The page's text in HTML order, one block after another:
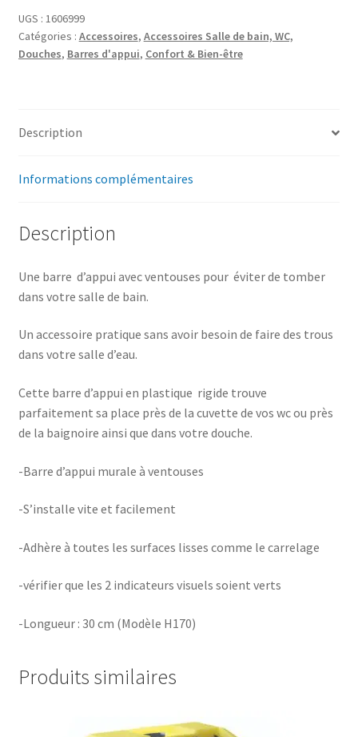
UGS : 1606999
Catégories : Accessoires, Accessoires Salle de bain, WC,
Douches, Barres d'appui, Confort & Bien-être
Description
Informations complémentaires
Description
Une barre d’appui avec ventouses pour éviter de tomber
dans votre salle de bain.
Un accessoire pratique sans avoir besoin de faire des trous
dans votre salle d’eau.
Cette barre d’appui en plastique rigide trouve
parfaitement sa place près de la cuvette de vos wc ou près
de la baignoire ainsi que dans votre douche.
-Barre d’appui murale à ventouses
-S’installe vite et facilement
-Adhère à toutes les surfaces lisses comme le carrelage
-vérifier que les 2 indicateurs visuels soient verts
-Longueur : 30 cm (Modèle H170)
Produits similaires